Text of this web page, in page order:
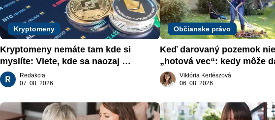
Kryptomeny
Kryptomeny nemáte tam kde si
myslíte: Viete, kde sa naozaj
nachádzajú?
Redakcia
07. 08. 2026
Občianske právo
Keď darovaný pozemok
„hotová vec“: kedy môže
žiadať dar späť
Viktória Kertészová
06. 08. 2026